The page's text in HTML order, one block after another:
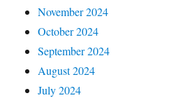
November 2024
October 2024
September 2024
August 2024
July 2024